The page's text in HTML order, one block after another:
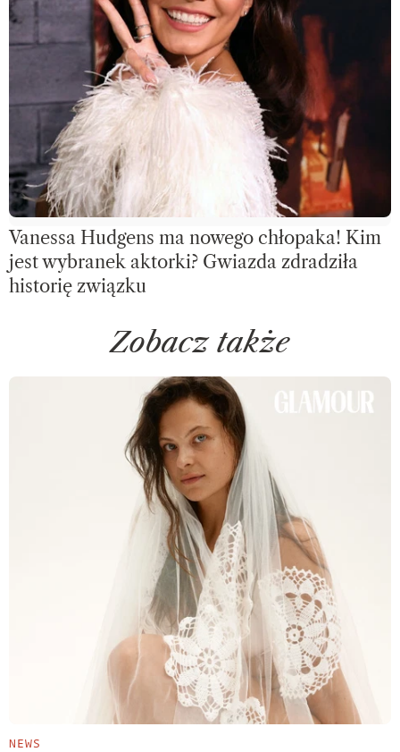
Vanessa Hudgens ma nowego chłopaka! Kim
jest wybranek aktorki? Gwiazda zdradziła
historię związku
Zobacz także
NEWS